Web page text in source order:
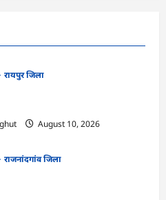
रायपुर जिला
August 10, 2026
राजनांदगांव जिला